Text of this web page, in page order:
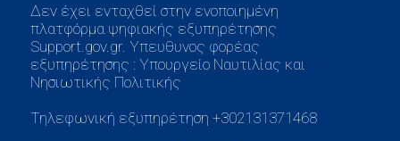
Δεν έχει ενταχθεί στην ενοποιημένη
πλατφόρμα ψηφιακής εξυπηρέτησης
Support.gov.gr. Υπευθυνος φορέας
εξυπηρέτησης : Υπουργείο Ναυτιλίας και
Νησιωτικής Πολιτικής
Τηλεφωνική εξυπηρέτηση +302131371468